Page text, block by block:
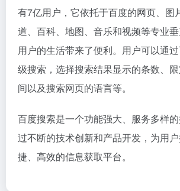
有7亿用户，它依托于百度的网页、图
道、百科、地图、音乐和视频等专业
用户的生活带来了便利。用户可以通
级搜索，选择搜索结果显示的条数、
间以及搜索网页的语言等。
百度搜索是一个功能强大、服务多样
过不断的技术创新和产品开发，为用
捷、高效的信息获取平台。